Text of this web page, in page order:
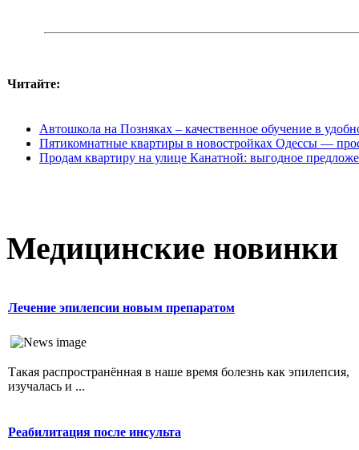
Читайте:
Автошкола на Позняках – качественное обучение в
Пятикомнатные квартиры в новостройках Одессы —
Продам квартиру на улице Канатной: выгодное
Медицинские новинки
Лечение эпилепсии новым препаратом
Такая распространённая в наше время болезнь как эпилепсия,
изучалась и ...
Реабилитация после инсульта